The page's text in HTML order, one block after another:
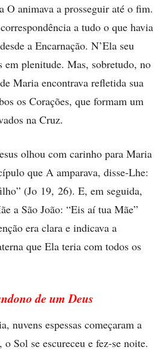
O animava a prosseguir até o fim.
a tudo o que havia
a Encarnação. N’Ela seu
em plenitude. Mas, sobretudo, no
Maria encontrava refletida sua
os Corações, que formam um
na Cruz.
olhou com carinho para Maria
que A amparava, disse-Lhe:
(Jo 19, 26). E, em seguida,
a São João: “Eis aí tua Mãe”
era clara e indicava a
que Ela teria com todos os
de um Deus
nuvens espessas começaram a
Sol se escureceu e fez-se noite.